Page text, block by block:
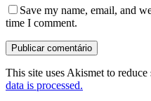
Save my name, email, and
time I comment.
This site uses Akismet to reduce
data is processed.